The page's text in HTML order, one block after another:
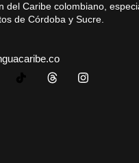
del Caribe colombiano,
de Córdoba y Sucre.